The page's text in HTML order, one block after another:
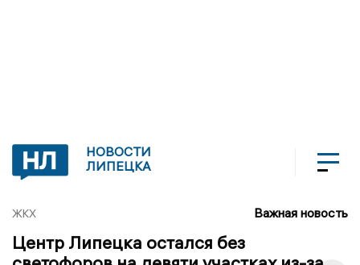
НОВОСТИ
ЛИПЕЦКА
ЖКХ Важная новость
Центр Липецка остался без